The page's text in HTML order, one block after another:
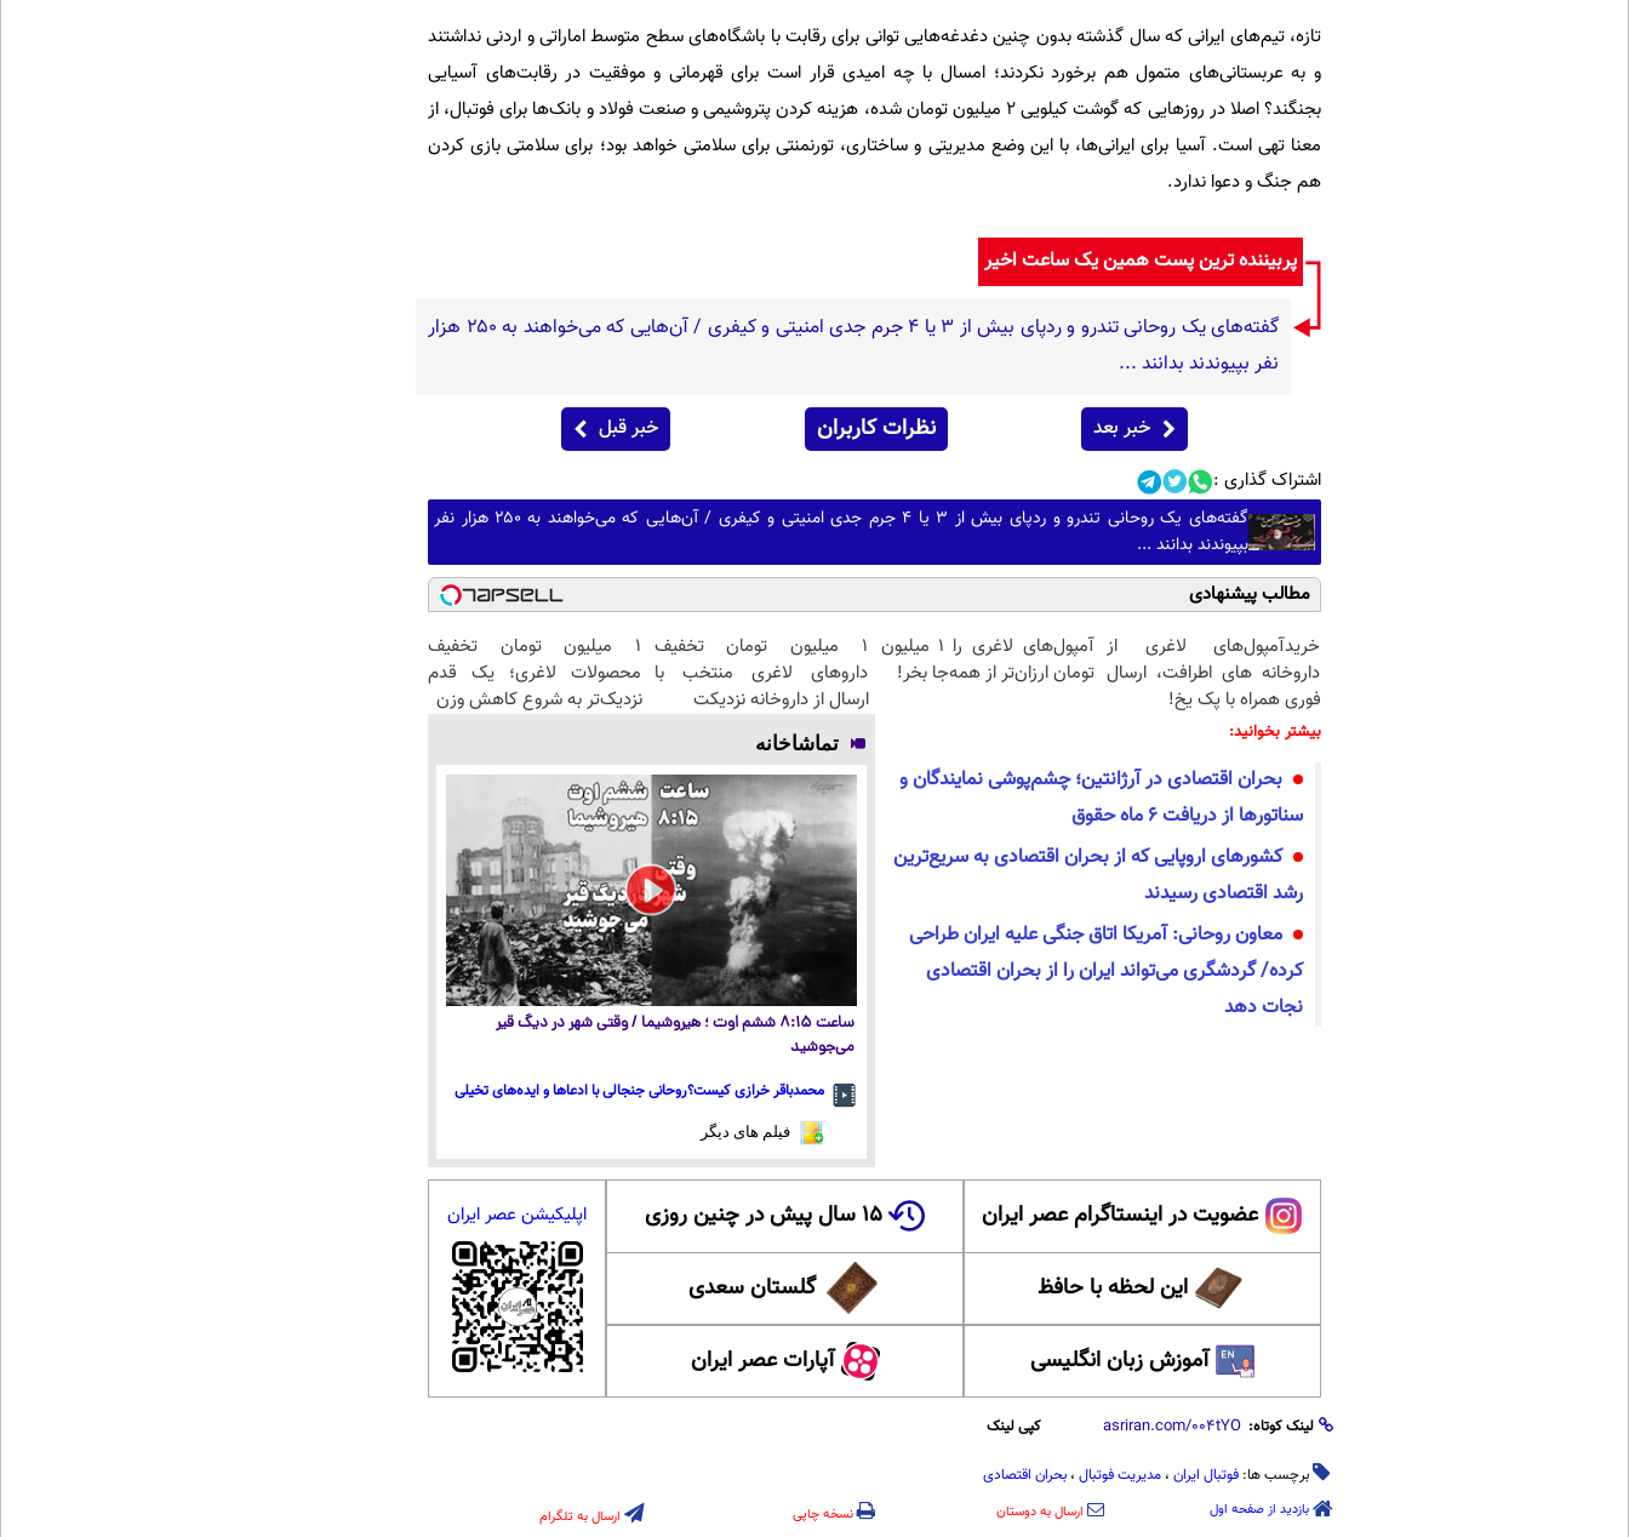
تازه، تیم‌های ایرانی که سال گذشته بدون چنین دغدغه‌هایی توانی برای رقابت با باشگاه‌های سطح متوسط اماراتی و اردنی نداشتند
و به عربستانی‌های متمول هم برخورد نکردند؛ امسال با چه امیدی قرار است برای قهرمانی و موفقیت در رقابت‌های آسیایی
بجنگند؟ اصلا در روزهایی که گوشت کیلویی 2 میلیون تومان شده، هزینه کردن پتروشیمی و صنعت فولاد و بانک‌ها برای فوتبال، از
معنا تهی است. آسیا برای ایرانی‌ها، با این وضع مدیریتی و ساختاری، تورنمنتی برای سلامتی خواهد بود؛ برای سلامتی بازی کردن
هم جنگ و دعوا ندارد.
پربیننده ترین پست همین یک ساعت اخیر
گفته‌های یک روحانی تندرو و ردپای بیش از ۳ یا ۴ جرم جدی امنیتی و کیفری / آن‌هایی که می‌خواهند به ۲۵۰ هزار
نفر بپیوندند بدانند ...
خبر بعد نظرات کاربران خبر قبل
اشتراک گذاری :
گفته‌های یک روحانی تندرو و ردپای بیش از ۳ یا ۴ جرم جدی امنیتی و کیفری / آن‌هایی که می‌خواهند به ۲۵۰ هزار نفر
بپیوندند بدانند ...
مطالب پیشنهادی
خریدآمپول‌های لاغری از
داروخانه های اطرافت، ارسال
فوری همراه با پک یخ!
آمپول‌های لاغری را ۱ میلیون
تومان ارزان‌تر از همه‌جا بخر!
۱ میلیون تومان تخفیف
داروهای لاغری منتخب با
ارسال از داروخانه نزدیکت
۱ میلیون تومان تخفیف
محصولات لاغری؛ یک قدم
نزدیک‌تر به شروع کاهش وزن
بیشتر بخوانید:
بحران اقتصادی در آرژانتین؛ چشم‌پوشی نمایندگان و
سناتورها از دریافت 6 ماه حقوق
کشورهای اروپایی که از بحران اقتصادی به سریع‌ترین
رشد اقتصادی رسیدند
معاون روحانی: آمریکا اتاق جنگی علیه ایران طراحی
کرده/ گردشگری می‌تواند ایران را از بحران اقتصادی
نجات دهد
تماشاخانه
ساعت ۸:۱۵ ششم اوت ؛ هیروشیما / وقتی شهر در دیگ قیر
می‌جوشید
محمدباقر خرازی کیست؟روحانی جنجالی با ادعاها و ایده‌های تخیلی
فیلم های دیگر
عضویت در اینستاگرام عصر ایران ۱۵ سال پیش در چنین روزی
این لحظه با حافظ گلستان سعدی
آموزش زبان انگلیسی آپارات عصر ایران
اپلیکیشن عصر ایران
لینک کوتاه: کپی لینک
برچسب ها: فوتبال ایران ، مدیریت فوتبال ، بحران اقتصادی
بازدید از صفحه اول ارسال به دوستان نسخه چاپی ارسال به تلگرام